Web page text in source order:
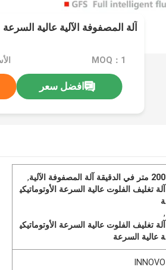
آلة المصفوفة الآلية عالية السرعة 200 متر / دقيقة
MOQ：1
افضل سعر
200 متر في الدقيقة آلة المصفوفة الآلية
,
آلة تغليف الفلوت عالية السرعة الأوتوماتيكي
ة
,
آلة تغليف الفلوت عالية السرعة الأوتوماتيكي
ة عالية السرعة
INNOVO